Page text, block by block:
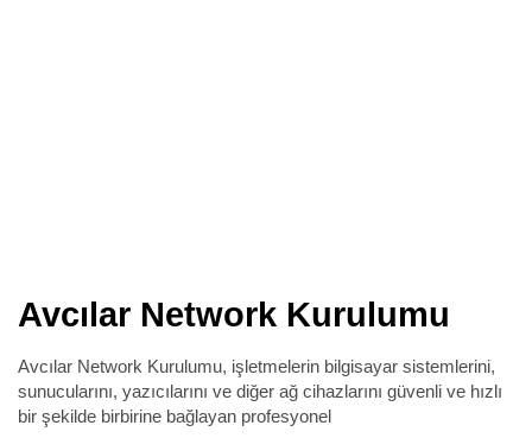
Avcılar Network Kurulumu
Avcılar Network Kurulumu, işletmelerin bilgisayar sistemlerini,
sunucularını, yazıcılarını ve diğer ağ cihazlarını güvenli ve hızlı
bir şekilde birbirine bağlayan profesyonel